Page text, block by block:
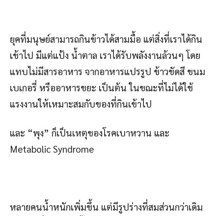
ยุคที่มนุษย์สามารถกินข้าวได้สามมื้อ แต่สิ่งที่เราได้กิน
เข้าไป มีแต่แป้ง น้ำตาล เราได้รับพลังงานล้วนๆ โดย
แทบไม่มีสารอาหาร จากอาหารแปรรูป ข้าวขัดสี ขนม
เบเกอรี่ หรืออาหารขยะ เป็นต้น ในขณะที่ไม่ได้ใช้
แรงงานให้เหมาะสมกับของที่กินเข้าไป
และ “พุง” ก็เป็นเหตุของโรคเบาหวาน และ
Metabolic Syndrome
หลายคนน้ำหนักเพิ่มขึ้น แต่มีรูปร่างที่สมส่วนกว่าเดิม